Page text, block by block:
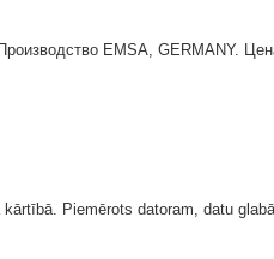
EMSA, GERMANY.
Piemērots datoram, datu